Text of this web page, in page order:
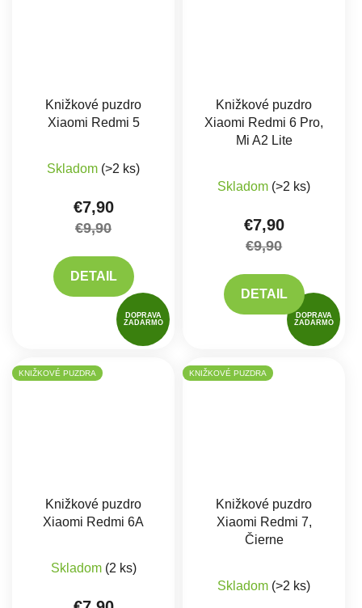
DOPRAVA
ZADARMO
Knižkové puzdro
Xiaomi Redmi 5
Skladom (>2 ks)
€7,90
€9,90
DETAIL
DOPRAVA
ZADARMO
Knižkové puzdro
Xiaomi Redmi 6 Pro,
Mi A2 Lite
Skladom (>2 ks)
€7,90
€9,90
DETAIL
KNIŽKOVÉ PUZDRA
Knižkové puzdro
Xiaomi Redmi 6A
Skladom (2 ks)
KNIŽKOVÉ PUZDRA
Knižkové puzdro
Xiaomi Redmi 7,
Čierne
Skladom (>2 ks)